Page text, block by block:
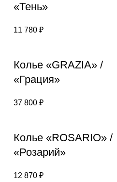
«Тень»
11 780 ₽
Колье «GRAZIA» /
«Грация»
37 800 ₽
Колье «ROSARIO» /
«Розарий»
12 870 ₽